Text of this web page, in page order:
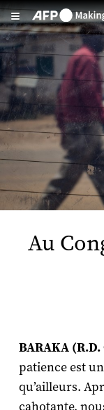
Aller au contenu
Au
BARAKA
patience est
qu’ailleurs.
cahotante,